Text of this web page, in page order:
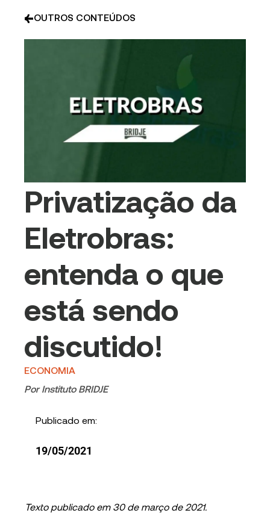
OUTROS CONTEÚDOS
Privatização da
Eletrobras:
entenda o que
está sendo
discutido!
ECONOMIA
Por Instituto BRIDJE
Publicado em:
19/05/2021
Texto publicado em 30 de março de 2021.